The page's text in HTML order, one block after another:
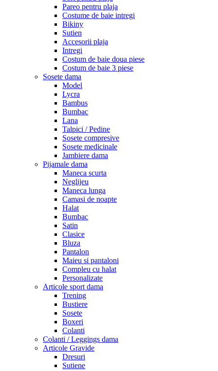
Pareo pentru plaja
Costume de baie intregi
Bikiny
Sutien
Accesorii plaja
Intregi
Costum de baie doua piese
Costum de baie 3 piese
Sosete dama
Model
Lycra
Bambus
Bumbac
Lana
Talpici / Pedine
Sosete compresive
Sosete medicinale
Jambiere dama
Pijamale dama
Maneca scurta
Neglijeu
Maneca lunga
Camasi de noapte
Halat
Bumbac
Satin
Clasice
Bluza
Pantalon
Maieu si pantaloni
Compleu cu halat
Personalizate
Articole sport dama
Trening
Bustiere
Sosete
Boxeri
Colanti
Colanti / Leggings dama
Articole Gravide
Dresuri
Sutiene